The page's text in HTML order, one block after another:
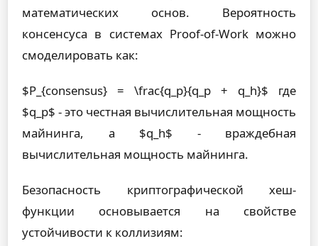
математических основ. Вероятность
консенсуса в системах Proof-of-Work можно
смоделировать как:
$P_{consensus} = \frac{q_p}{q_p + q_h}$ где
$q_p$ - это честная вычислительная мощность
майнинга, а $q_h$ - враждебная
вычислительная мощность майнинга.
Безопасность криптографической хеш-
функции основывается на свойстве
устойчивости к коллизиям: